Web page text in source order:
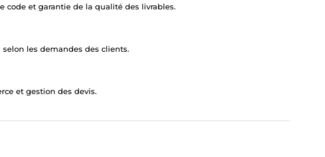
code et garantie de la qualité des livrables.
les demandes des clients.
et gestion des devis.